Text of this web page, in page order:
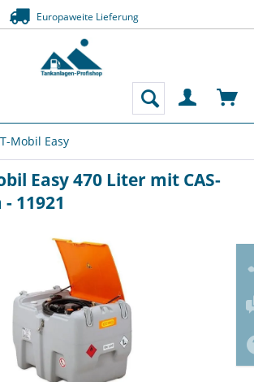
Europaweite Lieferung
Mobil Easy
Easy 470 Liter mit CAS-
11921